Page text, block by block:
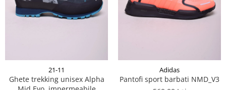
21-11
Ghete trekking unisex Alpha
Adidas
Pantofi sport barbati NMD_V3